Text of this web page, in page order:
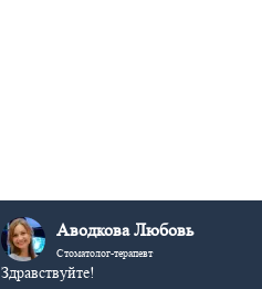
Аводкова Любовь
Стоматолог-терапевт
Здравствуйте!